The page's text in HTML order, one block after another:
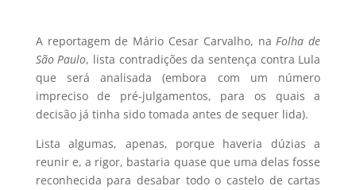
A reportagem de Mário Cesar Carvalho, na Folha de
São Paulo, lista contradições da sentença contra Lula
que será analisada (embora com um número
impreciso de pré-julgamentos, para os quais a
decisão já tinha sido tomada antes de sequer lida).
Lista algumas, apenas, porque haveria dúzias a
reunir e, a rigor, bastaria quase que uma delas fosse
reconhecida para desabar todo o castelo de cartas